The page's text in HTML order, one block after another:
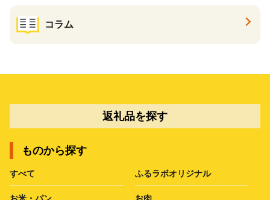
コラム
返礼品を探す
ものから探す
すべて ふるラボオリジナル